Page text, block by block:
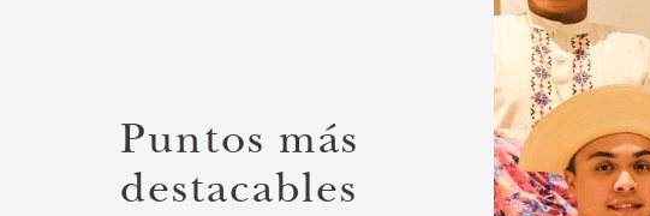
Puntos más
destacables